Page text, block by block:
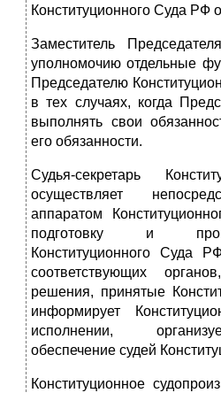
Конституционного Суда РФ
Заместитель
уполномочию отдельные
Председателю
в тех случаях, когда
выполнять свои
его обязанности.
Судья-секретарь
осуществляет
аппаратом
подготовку и
Конституционного Суда
соответствующих
решения, принятые
информирует
исполнении,
обеспечение судей
Конституционное